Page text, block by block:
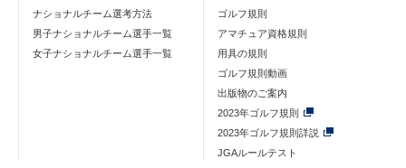
ナショナルチーム選考方法
男子ナショナルチーム選手一覧
女子ナショナルチーム選手一覧
ゴルフ規則
アマチュア資格規則
用具の規則
ゴルフ規則動画
出版物のご案内
2023年ゴルフ規則
2023年ゴルフ規則詳説
JGAルールテスト